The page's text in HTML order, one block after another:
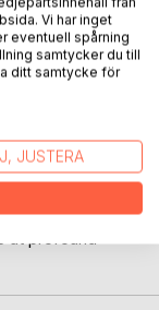
a wide spectrum
visual images,
style. The
in the
at profound
Vi har inget
eventuell spårning
samtycker du till
ditt samtycke för
JUSTERA